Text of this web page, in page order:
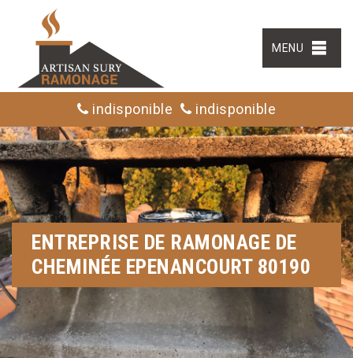
MENU
indisponible indisponible
ENTREPRISE DE RAMONAGE DE
CHEMINÉE EPENANCOURT 80190